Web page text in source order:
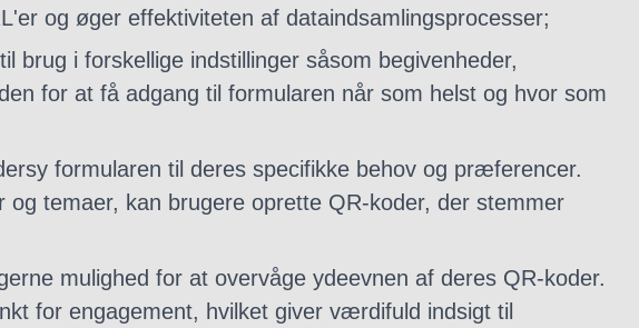
og øger effektiviteten af ​​dataindsamlingsprocesser;
brug i forskellige indstillinger såsom begivenheder,
for at få adgang til formularen når som helst og hvor som
formularen til deres specifikke behov og præferencer.
temaer, kan brugere oprette QR-koder, der stemmer
mulighed for at overvåge ydeevnen af ​​deres QR-koder.
for engagement, hvilket giver værdifuld indsigt til